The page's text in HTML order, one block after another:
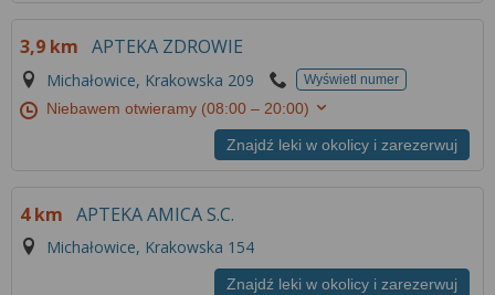
3,9 km APTEKA ZDROWIE
Michałowice, Krakowska 209 Wyświetl numer
Niebawem otwieramy (08:00 – 20:00)
Znajdź leki w okolicy i zarezerwuj
4 km APTEKA AMICA S.C.
Michałowice, Krakowska 154
Znajdź leki w okolicy i zarezerwuj